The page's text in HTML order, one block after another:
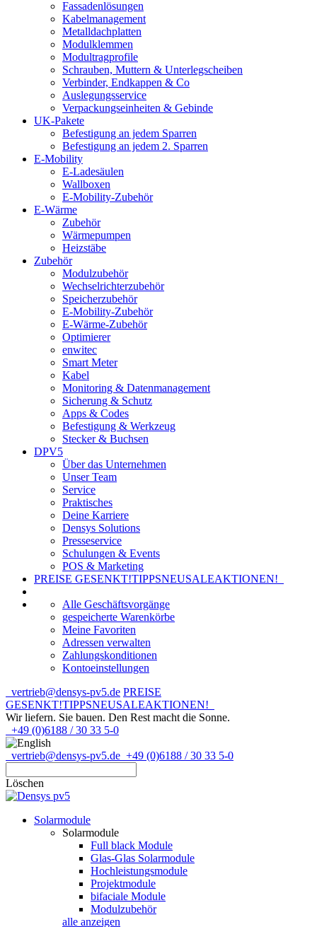
Fassadenlösungen
Kabelmanagement
Metalldachplatten
Modulklemmen
Modultragprofile
Schrauben, Muttern & Unterlegscheiben
Verbinder, Endkappen & Co
Auslegungsservice
Verpackungseinheiten & Gebinde
UK-Pakete
Befestigung an jedem Sparren
Befestigung an jedem 2. Sparren
E-Mobility
E-Ladesäulen
Wallboxen
E-Mobility-Zubehör
E-Wärme
Zubehör
Wärmepumpen
Heizstäbe
Zubehör
Modulzubehör
Wechselrichterzubehör
Speicherzubehör
E-Mobility-Zubehör
E-Wärme-Zubehör
Optimierer
enwitec
Smart Meter
Kabel
Monitoring & Datenmanagement
Sicherung & Schutz
Apps & Codes
Befestigung & Werkzeug
Stecker & Buchsen
DPV5
Über das Unternehmen
Unser Team
Service
Praktisches
Deine Karriere
Densys Solutions
Presseservice
Schulungen & Events
POS & Marketing
PREISE GESENKT!TIPPSNEUSALEAKTIONEN!
Alle Geschäftsvorgänge
gespeicherte Warenkörbe
Meine Favoriten
Adressen verwalten
Zahlungskonditionen
Kontoeinstellungen
vertrieb@densys-pv5.de PREISE
GESENKT!TIPPSNEUSALEAKTIONEN!
Wir liefern. Sie bauen. Den Rest macht die Sonne.
+49 (0)6188 / 30 33 5-0
vertrieb@densys-pv5.de +49 (0)6188 / 30 33 5-0
Löschen
Solarmodule
Solarmodule
Full black Module
Glas-Glas Solarmodule
Hochleistungsmodule
Projektmodule
bifaciale Module
Modulzubehör
alle anzeigen